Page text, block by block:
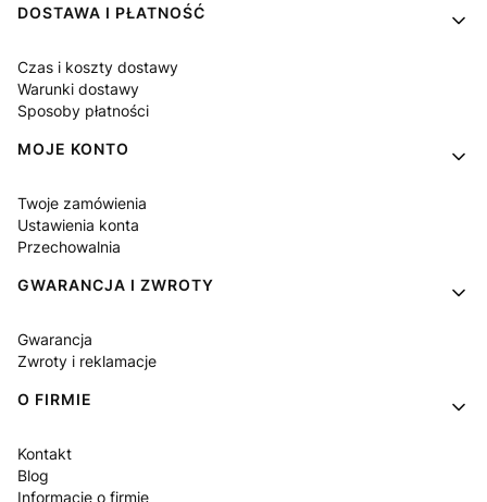
DOSTAWA I PŁATNOŚĆ
Czas i koszty dostawy
Warunki dostawy
Sposoby płatności
MOJE KONTO
Twoje zamówienia
Ustawienia konta
Przechowalnia
GWARANCJA I ZWROTY
Gwarancja
Zwroty i reklamacje
O FIRMIE
Kontakt
Blog
Informacje o firmie